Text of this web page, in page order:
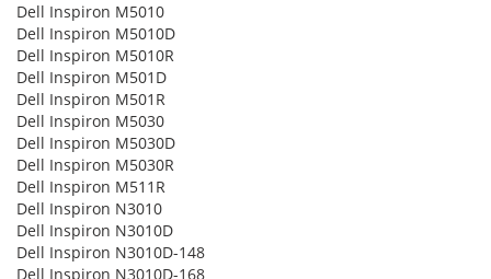
Dell Inspiron M5010
Dell Inspiron M5010D
Dell Inspiron M5010R
Dell Inspiron M501D
Dell Inspiron M501R
Dell Inspiron M5030
Dell Inspiron M5030D
Dell Inspiron M5030R
Dell Inspiron M511R
Dell Inspiron N3010
Dell Inspiron N3010D
Dell Inspiron N3010D-148
Dell Inspiron N3010D-168